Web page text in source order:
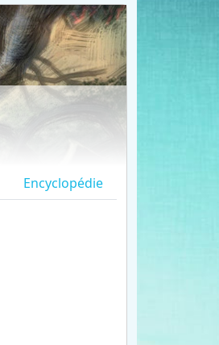
Encyclopédie